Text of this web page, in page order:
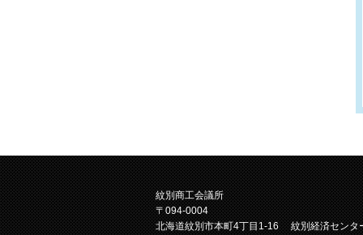
紋別商工会議所
〒094-0004
北海道紋別市本町4丁目1-16 紋別経済センタ